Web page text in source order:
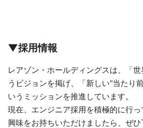
▼採用情報
レアゾン・ホールディングスは、「
うビジョンを掲げ、「新しい"当たり
いうミッションを推進しています。
現在、エンジニア採用を積極的に行
興味をお持ちいただけましたら、ぜ